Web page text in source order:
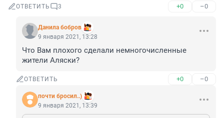
ОТВЕТИТЬ 3 +0 –0
Данила бобров
9 января 2021, 13:28
Что Вам плохого сделали немногочисленные
жители Аляски?
ОТВЕТИТЬ +0 –0
почти бросил..)
9 января 2021, 13:39